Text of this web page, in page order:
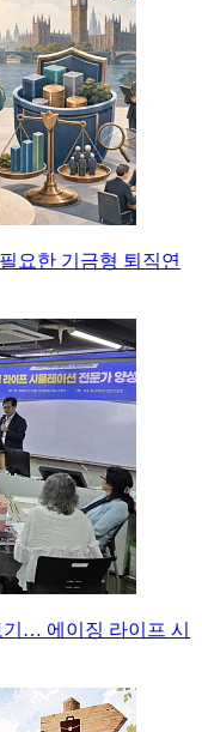
요한 기금형 퇴직연
… 에이징 라이프 시